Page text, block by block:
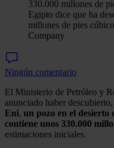
Egipto dice que ha
millones de pies
Company
Ningún comentario
El Ministerio de Petróleo y
anunciado haber
Eni, un pozo en el desierto
contiene unos 330.000
estimaciones iniciales.